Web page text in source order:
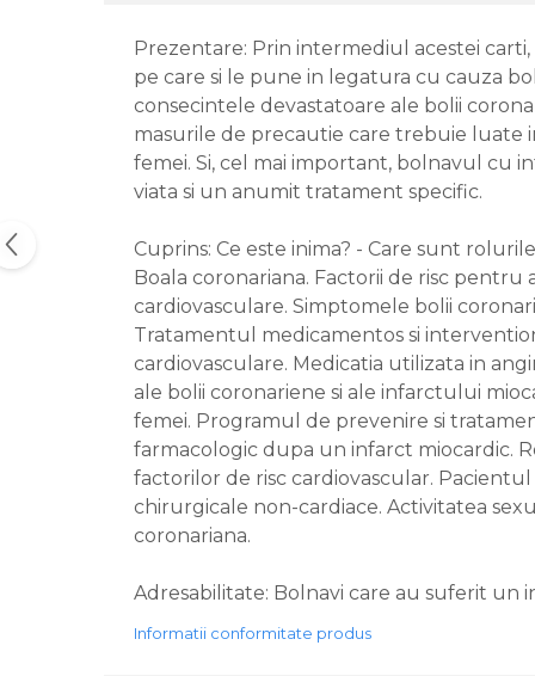
Prezentare: Prin intermediul acestei
pe care si le pune in legatura cu cauza
consecintele devastatoare ale bolii
masurile de precautie care trebuie luate
femei. Si, cel mai important, bolnavul cu
viata si un anumit tratament specific.
Cuprins: Ce este inima? - Care sunt
Boala coronariana. Factorii de risc
cardiovasculare. Simptomele bolii
Tratamentul medicamentos si
cardiovasculare. Medicatia utilizata in
ale bolii coronariene si ale infarctului
femei. Programul de prevenire si
farmacologic dupa un infarct miocardic.
factorilor de risc cardiovascular.
chirurgicale non-cardiace. Activitatea
coronariana.
Adresabilitate: Bolnavi care au suferit un
Informatii conformitate produs